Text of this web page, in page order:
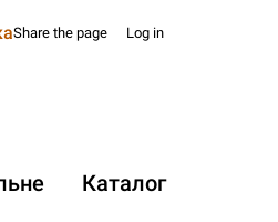
Share the page Log in
Каталог